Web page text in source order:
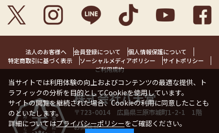
法人のお客様へ 会員登録について
個人情報保護について
特定商取引に基づく表示
ソーシャルメディアポリシー
サイトポリシー
ご利用規約
株式会社八天堂
〒723-0014 広島県三原市城町1-2-1 1階
お問合せ
当サイトでは利用体験の向上およびコンテンツの最適な提供、ト
ラフィックの分析を目的としてCookieを使用しています。
サイトの閲覧を継続された場合、Cookieの利用に同意したことも
のといたします。
詳細についてはプライバシーポリシーをご確認ください。